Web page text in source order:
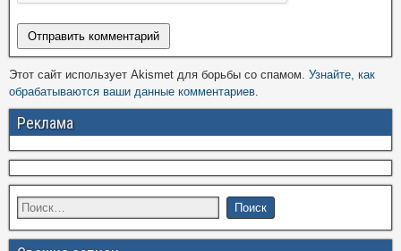
Этот сайт использует Akismet для борьбы со спамом. Узнайте, как
обрабатываются ваши данные комментариев.
Реклама